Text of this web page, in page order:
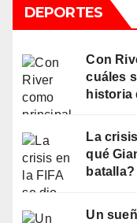
DEPORTES
Con
cuáles
historia
La
qué
batalla?
Un